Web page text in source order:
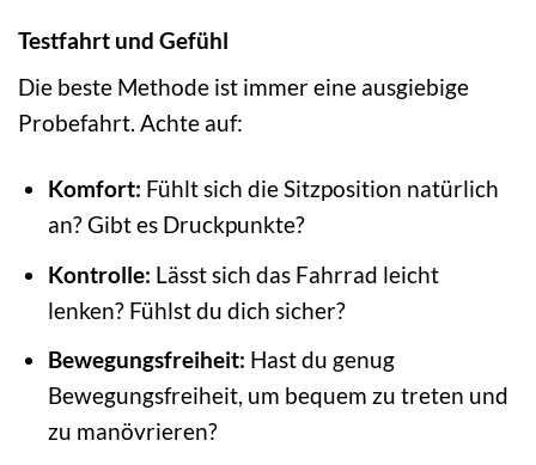
Testfahrt und Gefühl
Die beste Methode ist immer eine ausgiebige
Probefahrt. Achte auf:
Komfort: Fühlt sich die Sitzposition natürlich
an? Gibt es Druckpunkte?
Kontrolle: Lässt sich das Fahrrad leicht
lenken? Fühlst du dich sicher?
Bewegungsfreiheit: Hast du genug
Bewegungsfreiheit, um bequem zu treten und
zu manövrieren?